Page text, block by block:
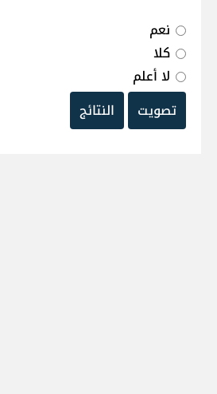
نعم
كلا
لا أعلم
تصويت
النتائج